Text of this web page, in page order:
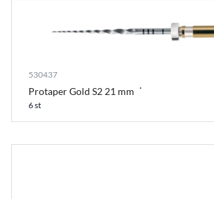
530437
Protaper Gold S2 21 mm
6 st